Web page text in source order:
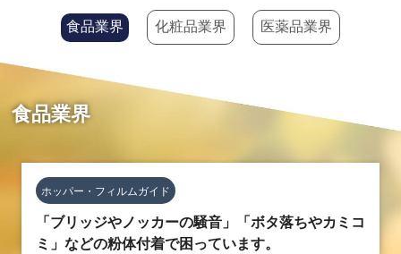
食品業界 化粧品業界 医薬品業界
食品業界
ホッパー・フィルムガイド
「ブリッジやノッカーの騒音」「ボタ落ちやカミコ
ミ」などの粉体付着で困っています。